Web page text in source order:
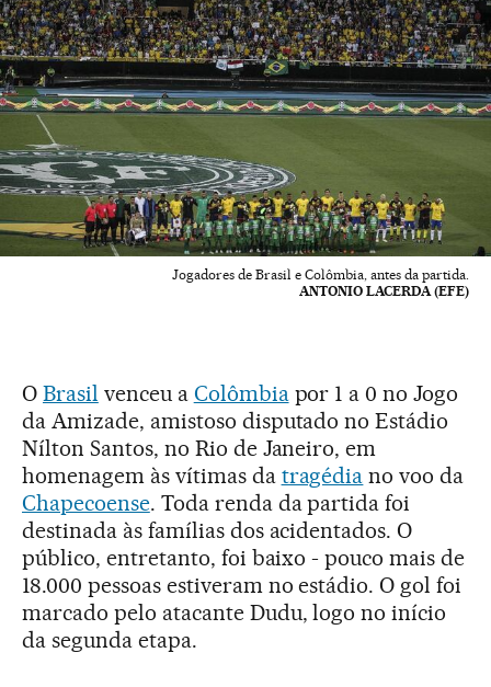
Jogadores de Brasil e Colômbia, antes da partida.
ANTONIO LACERDA (EFE)
O Brasil venceu a Colômbiapor 1 a 0 no Jogo
da Amizade, amistoso disputado no Estádio
Nílton Santos, no Rio de Janeiro, em
homenagem às vítimas da tragédia no voo da
Chapecoense. Toda renda da partida foi
destinada às famílias dos acidentados. O
público, entretanto, foi baixo - pouco mais de
18.000 pessoas estiveram no estádio. O gol foi
marcado pelo atacante Dudu, logo no início
da segunda etapa.